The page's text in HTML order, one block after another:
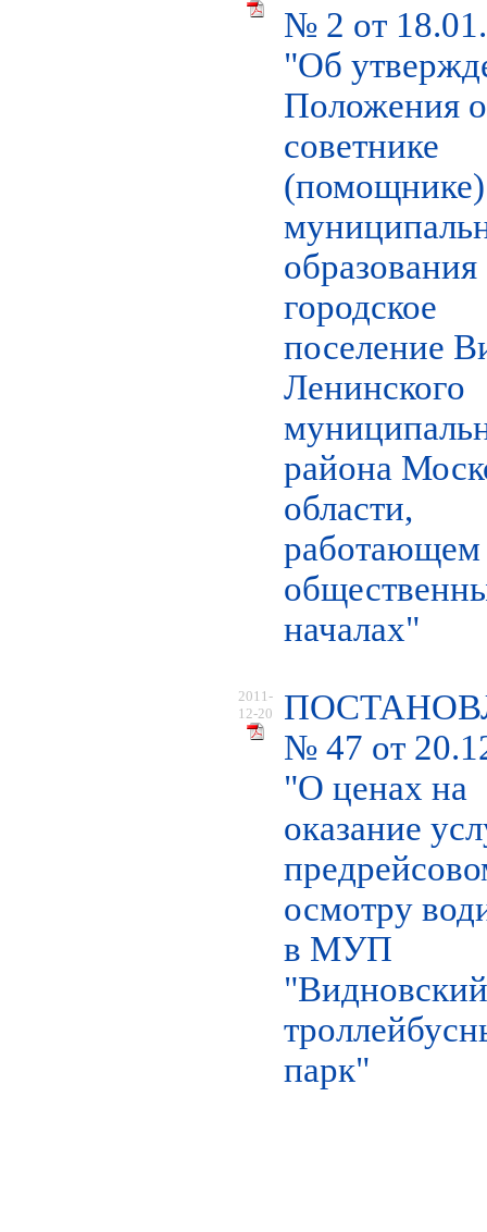
№ 2 от
"Об
Положения о
советнике
(помощнике)
образования
городское
поселение
Ленинского
района
области,
работающем
началах"
2011-
12-20
№ 47 от
"О ценах на
оказание
осмотру
в МУП
"Видновский
парк"